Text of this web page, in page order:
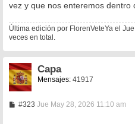
vez y que nos enteremos dentro
Última edición por FlorenVeteYa el
veces en total.
Capa
Mensajes:41917
#323MJue May 28, 2026 11:10 am